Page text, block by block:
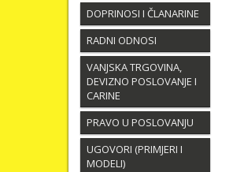
DOPRINOSI I ČLANARINE
RADNI ODNOSI
VANJSKA TRGOVINA,
DEVIZNO POSLOVANJE I
CARINE
PRAVO U POSLOVANJU
UGOVORI (PRIMJERI I
MODELI)